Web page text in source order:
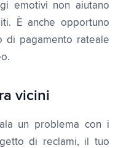
emotivi non aiutano
È anche opportuno
di pagamento rateale
vicini
un problema con i
di reclami, il tuo